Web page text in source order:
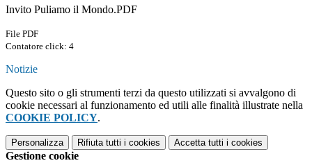
Invito Puliamo il Mondo.PDF
File PDF
Contatore click: 4
Notizie
Questo sito o gli strumenti terzi da questo utilizzati si avvalgono di
cookie necessari al funzionamento ed utili alle finalità illustrate nella
COOKIE POLICY.
Personalizza Rifiuta tutti i cookies Accetta tutti i cookies
Gestione cookie